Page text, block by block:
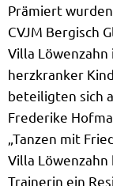
Prämiert
CVJM Bergisch
Villa
herzkranker
beteiligten sich
Frederike
„Tanzen mit
Villa Löwenzahn
Trainerin ein